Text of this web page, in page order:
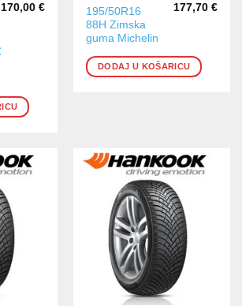
170,00 €
195/50R16
88H Zimska
guma Michelin
177,70 €
DODAJ U KOŠARICU